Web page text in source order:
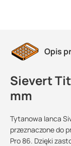
Opis
Sievert
mm
Tytanowa lanca
przeznaczone do
Pro 86. Dzięki